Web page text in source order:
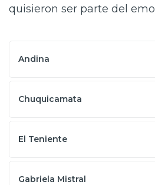
quisieron ser parte del
Andina
Chuquicamata
El Teniente
Gabriela Mistral